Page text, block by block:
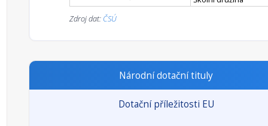
Zdroj dat: ČSÚ
Národní dotační tituly
Dotační příležitosti EU